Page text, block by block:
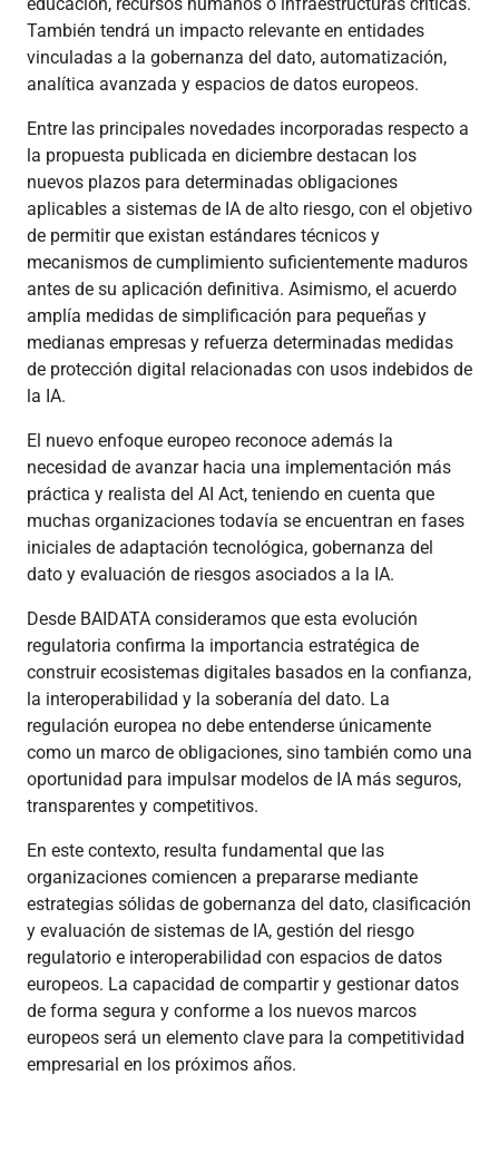
También tendrá un impacto relevante en entidades
vinculadas a la gobernanza del dato, automatización,
analítica avanzada y espacios de datos europeos.
Entre las principales novedades incorporadas respecto a
la propuesta publicada en diciembre destacan los
nuevos plazos para determinadas obligaciones
aplicables a sistemas de IA de alto riesgo, con el objetivo
de permitir que existan estándares técnicos y
mecanismos de cumplimiento suficientemente maduros
antes de su aplicación definitiva. Asimismo, el acuerdo
amplía medidas de simplificación para pequeñas y
medianas empresas y refuerza determinadas medidas
de protección digital relacionadas con usos indebidos de
la IA.
El nuevo enfoque europeo reconoce además la
necesidad de avanzar hacia una implementación más
práctica y realista del AI Act, teniendo en cuenta que
muchas organizaciones todavía se encuentran en fases
iniciales de adaptación tecnológica, gobernanza del
dato y evaluación de riesgos asociados a la IA.
Desde BAIDATA consideramos que esta evolución
regulatoria confirma la importancia estratégica de
construir ecosistemas digitales basados en la confianza,
la interoperabilidad y la soberanía del dato. La
regulación europea no debe entenderse únicamente
como un marco de obligaciones, sino también como una
oportunidad para impulsar modelos de IA más seguros,
transparentes y competitivos.
En este contexto, resulta fundamental que las
organizaciones comiencen a prepararse mediante
estrategias sólidas de gobernanza del dato, clasificación
y evaluación de sistemas de IA, gestión del riesgo
regulatorio e interoperabilidad con espacios de datos
europeos. La capacidad de compartir y gestionar datos
de forma segura y conforme a los nuevos marcos
europeos será un elemento clave para la competitividad
empresarial en los próximos años.